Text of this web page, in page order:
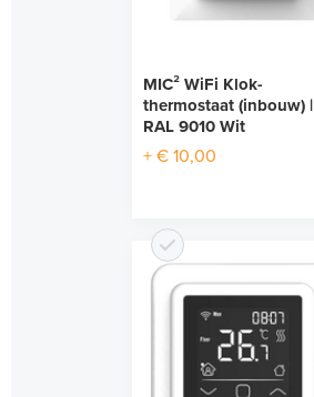
MIC² WiFi Klok-
thermostaat (inbouw) |
RAL 9010 Wit
+ € 10,00